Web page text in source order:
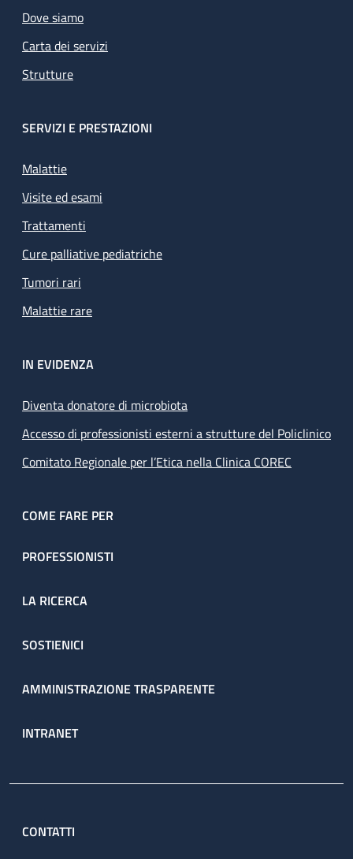
Dove siamo
Carta dei servizi
Strutture
SERVIZI E PRESTAZIONI
Malattie
Visite ed esami
Trattamenti
Cure palliative pediatriche
Tumori rari
Malattie rare
IN EVIDENZA
Diventa donatore di microbiota
Accesso di professionisti esterni a strutture del Policlinico
Comitato Regionale per l’Etica nella Clinica COREC
COME FARE PER
PROFESSIONISTI
LA RICERCA
SOSTIENICI
AMMINISTRAZIONE TRASPARENTE
INTRANET
CONTATTI